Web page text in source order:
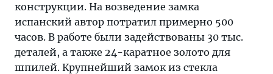
конструкции. На возведение замка
испанский автор потратил примерно 500
часов. В работе были задействованы 30 тыс.
деталей, а также 24-каратное золото для
шпилей. Крупнейший замок из стекла